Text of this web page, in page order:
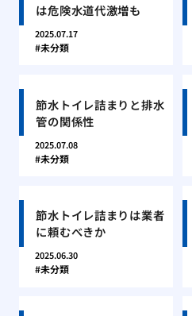
は危険水道代激増も
2025.07.17
未分類
節水トイレ詰まりと排水
管の関係性
2025.07.08
未分類
節水トイレ詰まりは業者
に頼むべきか
2025.06.30
未分類